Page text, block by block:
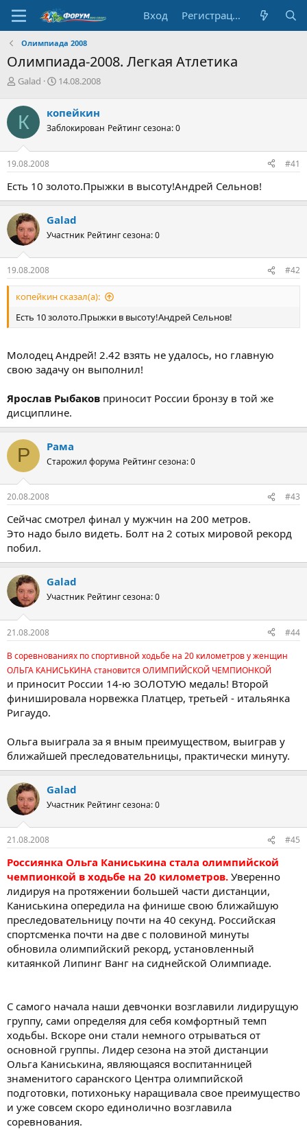
Вход Регистрация
Олимпиада 2008
Олимпиада-2008. Легкая Атлетика
А
т
о
р
т
е
м
Galad
Д
а
н
ч
а
14.08.2008
К копейкин
Заблокирован Рейтинг сезона: 0
19.08.2008 #41
Есть 10 золото.Прыжки в высоту!Андрей Сельнов!
Galad
Участник Рейтинг сезона: 0
19.08.2008 #42
копейкин сказал(а):
Есть 10 золото.Прыжки в высоту!Андрей Сельнов!
Молодец Андрей! 2.42 взять не удалось, но главную
свою задачу он выполнил!
Ярослав Рыбаков приносит России бронзу в той же
дисциплине.
Р Рама
Старожил форума Рейтинг сезона: 0
20.08.2008 #43
Сейчас смотрел финал у мужчин на 200 метров.
Это надо было видеть. Болт на 2 сотых мировой рекорд
побил.
Galad
Участник Рейтинг сезона: 0
21.08.2008
#44
В соревнованиях по спортивной ходьбе на 20 километров у женщин
ОЛЬГА КАНИСЬКИНА становится ОЛИМПИЙСКОЙ ЧЕМПИОНКОЙ
и приносит России 14-ю ЗОЛОТУЮ медаль! Второй
финишировала норвежка Платцер, третьей - итальянка
Ригаудо.
Ольга выиграла за я вным преимуществом, выиграв у
ближайшей преследовательницы, практически минуту.
Galad
Участник Рейтинг сезона: 0
21.08.2008 #45
Россиянка Ольга Каниськина стала олимпийской
чемпионкой в ходьбе на 20 километров. Уверенно
лидируя на протяжении большей части дистанции,
Каниськина опередила на финише свою ближайшую
преследовательницу почти на 40 секунд. Российская
спортсменка почти на две с половиной минуты
обновила олимпийский рекорд, установленный
китаянкой Липинг Ванг на сиднейской Олимпиаде.
С самого начала наши девчонки возглавили лидирущую
группу, сами определяя для себя комфортный темп
ходьбы. Вскоре они стали немного отрываться от
основной группы. Лидер сезона на этой дистанции
Ольга Каниськина, являющаяся воспитанницей
знаменитого саранского Центра олимпийской
подготовки, потихоньку наращивала свое преимущество
и уже совсем скоро единолично возглавила
соревнования.